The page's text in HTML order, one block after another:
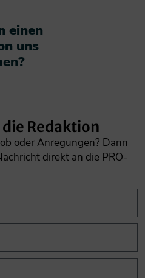
einen
uns
Redaktion
oder Anregungen? Dann
direkt an die PRO-